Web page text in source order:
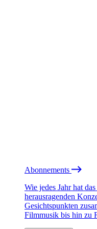
Abonnements
Wie jedes Jahr hat
herausragenden
Gesichtspunkten
Filmmusik bis hin zu